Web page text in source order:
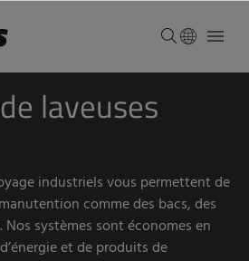
laveuses
industriels vous permettent de
comme des bacs, des
systèmes sont économes en
et de produits de